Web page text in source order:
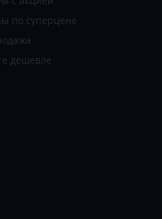
по суперцене
дешевле